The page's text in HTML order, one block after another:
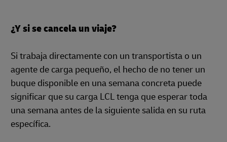
¿Y si se cancela un viaje?
Si trabaja directamente con un transportista o un
agente de carga pequeño, el hecho de no tener un
buque disponible en una semana concreta puede
significar que su carga LCL tenga que esperar toda
una semana antes de la siguiente salida en su ruta
específica.